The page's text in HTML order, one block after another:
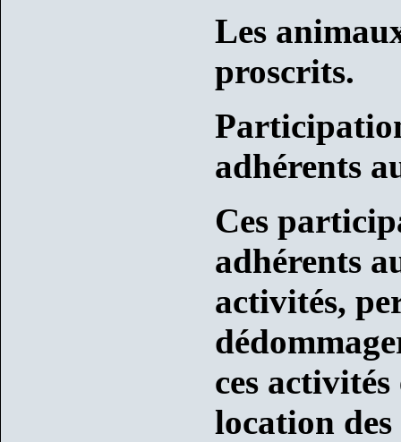
Les
proscrits.
adhérents
Ces
adhérents
activités,
ces
location